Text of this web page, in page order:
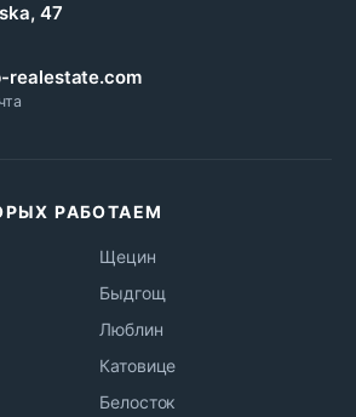
47
realestate.com
РАБОТАЕМ
Щецин
Быдгощ
Люблин
Катовице
Белосток